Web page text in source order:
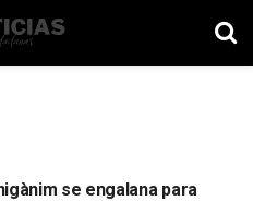
se engalana para